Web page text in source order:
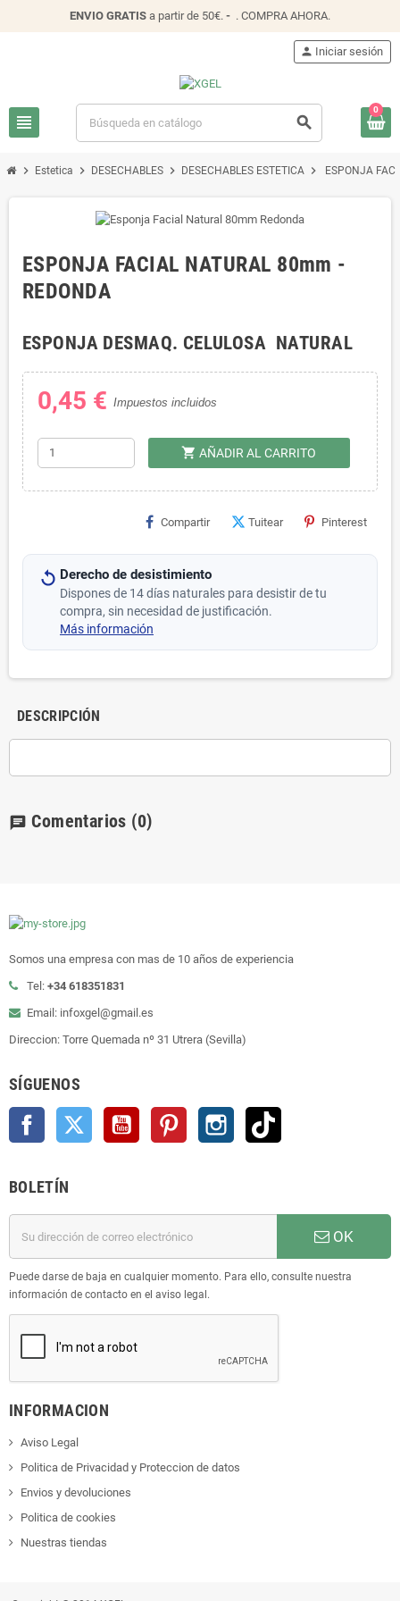
ENVIO GRATIS a partir de 50€. - . COMPRA AHORA.
view_headline search
person Iniciar sesión
0
chevron_right Estetica chevron_right DESECHABLES chevron_right DESECHABLES ESTETICA chevron_right ESPONJA
ESPONJA FACIAL NATURAL 80mm -
REDONDA
ESPONJA DESMAQ. CELULOSA NATURAL
0,45 € Impuestos incluidos
shopping_cart AÑADIR AL CARRITO
Compartir Tuitear Pinterest
Derecho de desistimiento
Dispones de 14 días naturales para desistir de tu
compra, sin necesidad de justificación.
Más información
DESCRIPCIÓN
chat Comentarios (0)
Somos una empresa con mas de 10 años de experiencia
Tel: +34 618351831
Email: infoxgel@gmail.es
Direccion: Torre Quemada nº 31 Utrera (Sevilla)
SÍGUENOS
Facebook Twitter YouTube Pinterest Instagram
BOLETÍN
OK
Puede darse de baja en cualquier momento. Para ello, consulte nuestra
información de contacto en el aviso legal.
INFORMACION
Aviso Legal
Politica de Privacidad y Proteccion de datos
Envios y devoluciones
Politica de cookies
Nuestras tiendas